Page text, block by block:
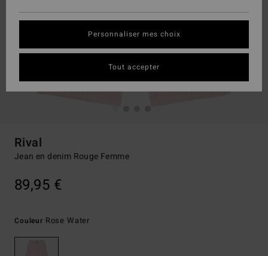
Rival
Jean en denim Rouge Femme
89,95 €
Couleur Rose Water
Personnaliser mes choix
Tout accepter